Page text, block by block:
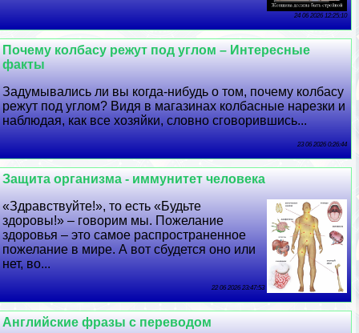
24 06 2026 12:25:10
Почему колбасу режут под углом – Интересные
факты
Задумывались ли вы когда-нибудь о том, почему колбасу
режут под углом? Видя в магазинах колбасные нарезки и
наблюдая, как все хозяйки, словно сговорившись...
23 06 2026 0:26:44
Защита организма - иммунитет человека
«Здравствуйте!», то есть «Будьте
здоровы!» – говорим мы. Пожелание
здоровья – это самое распространенное
пожелание в мире. А вот сбудется оно или
нет, во...
22 06 2026 23:47:53
Английские фразы с переводом